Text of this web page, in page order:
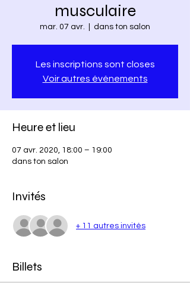
musculaire
mar. 07 avr. dans ton salon
Les inscriptions sont closes
Voir autres événements
Heure et lieu
07 avr. 2020, 18:00 – 19:00
dans ton salon
Invités
+ 11 autres invités
Billets